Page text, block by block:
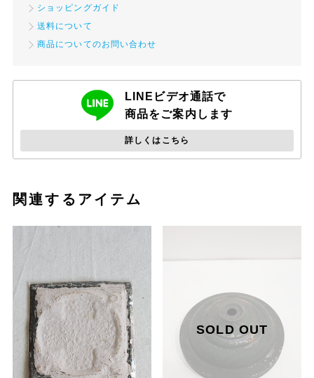
【商品について】
当店で扱う商品はほとんどが古い物で中古品ですので、キズ、汚れ、
合わせください。
商品の状態を十分にご確認していただき、ご納得の上でのご購入をお
願いいたします。
商品の写真は、カメラの性質やご使用のモニター環境により色味が若
干違って見えることがございます。
【送料について】
北海道の一部地域は大型商品の送料が増減する場合がございます。
沖縄県は、送料が表示されない場合は別途見積りとなります。
送料込みと送料別の商品を同時にお買い上げいただいた場合、金額が
変わる場合がございます。
正式な送料はご注文後にお送りする受注確認メールにてご連絡致しま
す。
ショッピングガイド
送料について
商品についてのお問い合わせ
LINEビデオ通話で
商品をご案内します
詳しくはこちら
関連するアイテム